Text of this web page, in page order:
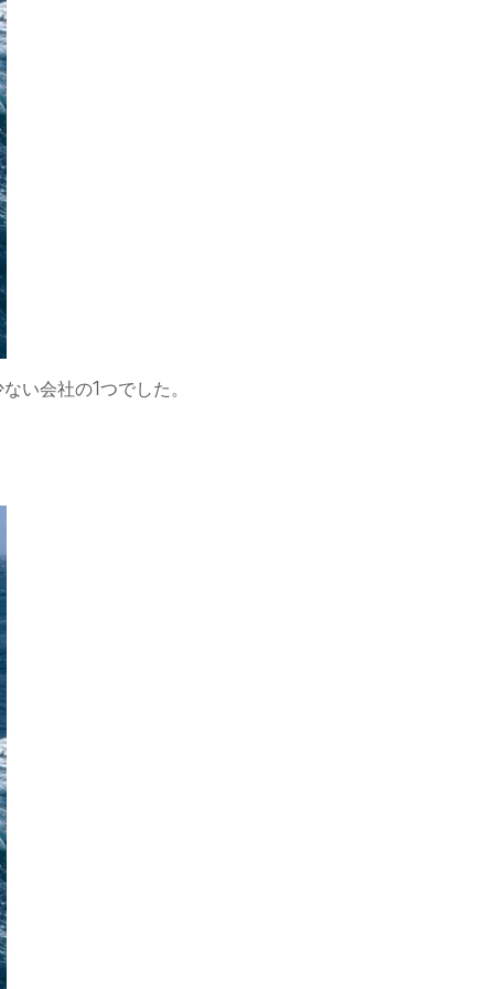
会社の1つでした。